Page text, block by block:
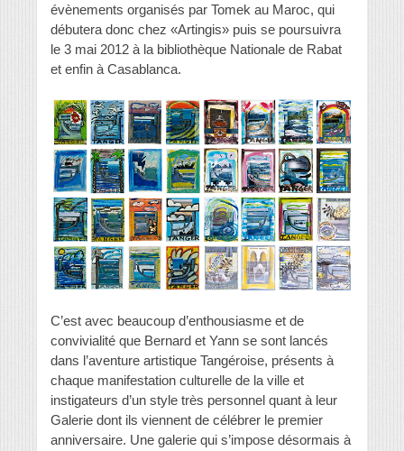
évènements organisés par Tomek au Maroc, qui
débutera donc chez «Artingis» puis se poursuivra
le 3 mai 2012 à la bibliothèque Nationale de Rabat
et enfin à Casablanca.
C’est avec beaucoup d’enthousiasme et de
convivialité que Bernard et Yann se sont lancés
dans l’aventure artistique Tangéroise, présents à
chaque manifestation culturelle de la ville et
instigateurs d’un style très personnel quant à leur
Galerie dont ils viennent de célébrer le premier
anniversaire. Une galerie qui s’impose désormais à